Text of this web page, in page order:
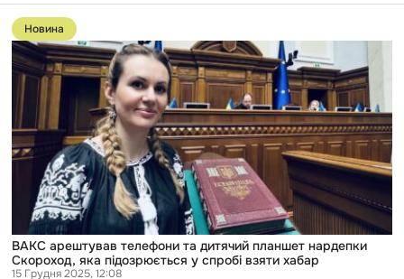
Перейти
до
публікації
ВАКС
арештував
телефони
дитячий
планшет
нардепки
Скороход,
підозрюється
спробі
взяти
хабар
Новина
ВАКС арештував телефони та дитячий планшет нардепки
Скороход, яка підозрюється у спробі взяти хабар
15 Грудня 2025, 12:08